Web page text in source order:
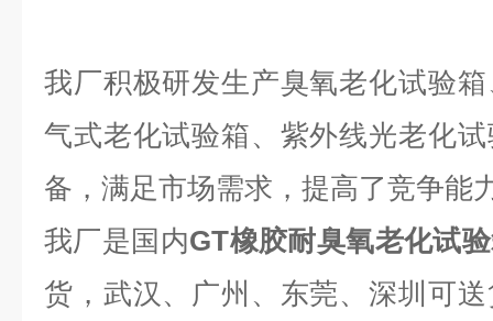
我厂积极研发生产臭氧老化试验
气式老化试验箱、紫外线光老化
备，满足市场需求，提高了竞争能
我厂是国内GT橡胶耐臭氧老化试
货，武汉、广州、东莞、深圳可